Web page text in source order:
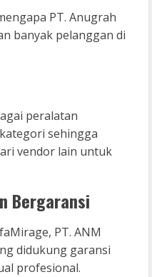
PT. Anugrah
banyak pelanggan di
peralatan
sehingga
vendor lain untuk
Bergaransi
PT. ANM
didukung garansi
profesional.